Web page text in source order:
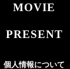
MOVIE
PRESENT
個人情報について